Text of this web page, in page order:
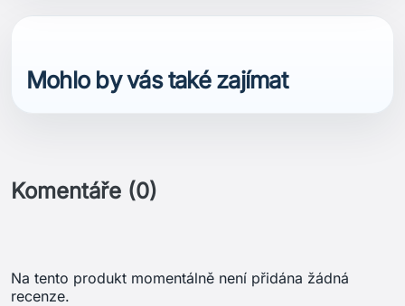
Mohlo by vás také zajímat
Komentáře (0)
Na tento produkt momentálně není přidána žádná
recenze.